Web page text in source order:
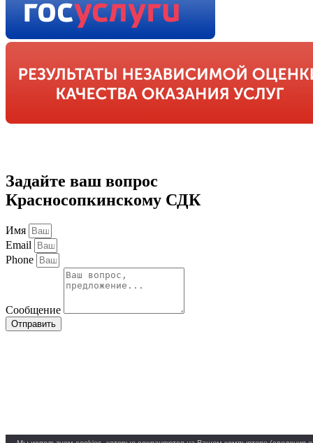
Задайте ваш вопрос
Красносопкинскому СДК
Имя
Email
Phone
Сообщение
Отправить